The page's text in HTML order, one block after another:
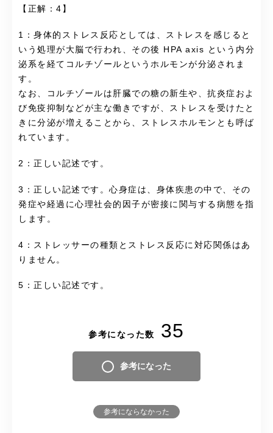
【正解：4】
1：身体的ストレス反応としては、ストレスを感じると
いう処理が大脳で行われ、その後 HPA axis という内分
泌系を経てコルチゾールというホルモンが分泌されま
す。
なお、コルチゾールは肝臓での糖の新生や、抗炎症およ
び免疫抑制などが主な働きですが、ストレスを受けたと
きに分泌が増えることから、ストレスホルモンとも呼ば
れています。
2：正しい記述です。
3：正しい記述です。心身症は、身体疾患の中で、その
発症や経過に心理社会的因子が密接に関与する病態を指
します。
4：ストレッサーの種類とストレス反応に対応関係はあ
りません。
5：正しい記述です。
参考になった数 35
参考になった
参考にならなかった